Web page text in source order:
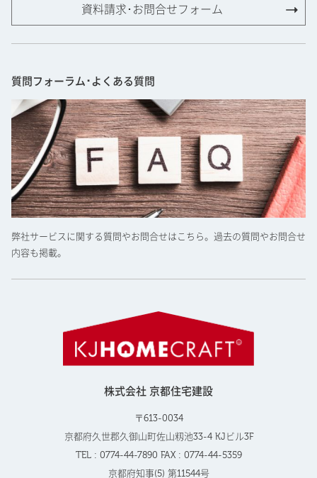
資料請求･お問合せフォーム
質問フォーラム･よくある質問
弊社サービスに関する質問やお問合せはこちら。過去の質問やお問合せ
内容も掲載。
株式会社 京都住宅建設
〒613-0034
京都府久世郡久御山町佐山籾池33-4 KJビル3F
TEL : 0774-44-7890 FAX : 0774-44-5359
京都府知事(5) 第11544号